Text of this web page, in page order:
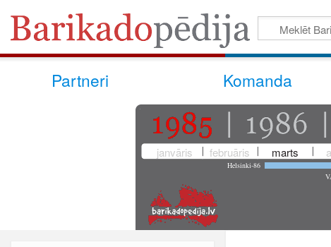
Partneri Komanda
janvāris februāris marts
Helsinki-86